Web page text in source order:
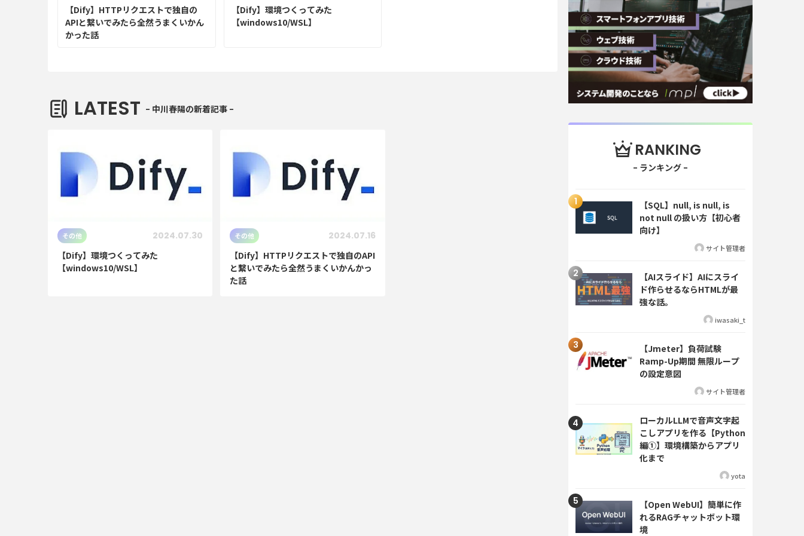
【Dify】HTTPリクエストで独自の
APIと繋いでみたら全然うまくいかん
かった話
【Dify】環境つくってみた
【windows10/WSL】
LATEST - 中川春陽の新着記事 -
その他
【Dify】環境つくってみた
【windows10/WSL】
2024.07.30 その他
【Dify】HTTPリクエストで独自のAPI
と繋いでみたら全然うまくいかんかっ
た話
2024.07.16
RANKING
【SQL】null, is null, is
not null の扱い方【初心者
向け】
サイト管理者
【AIスライド】AIにスライ
ド作らせるならHTMLが最
強な話。
iwasaki_t
【Jmeter】負荷試験
Ramp-Up期間 無限ループ
の設定意図
サイト管理者
ローカルLLMで音声文字起
こしアプリを作る【Python
編①】環境構築からアプリ
化まで
yota
【Open WebUI】簡単に作
れるRAGチャットボット環
境